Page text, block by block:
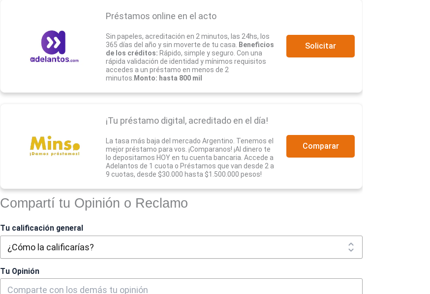
Préstamos online en el acto
Sin papeles, acreditación en 2 minutos, las 24hs, los
365 días del año y sin moverte de tu casa. Beneficios
de los créditos: Rápido, simple y seguro. Con una
rápida validación de identidad y mínimos requisitos
accedes a un préstamo en menos de 2
minutos. Monto: hasta 800 mil
Solicitar
¡Tu préstamo digital, acreditado en el día!
La tasa más baja del mercado Argentino. Tenemos el
mejor préstamo para vos. ¡Comparanos! ¡Al dinero te
lo depositamos HOY en tu cuenta bancaria. Accede a
Adelantos de 1 cuota o Préstamos que van desde 2 a
9 cuotas, desde $30.000 hasta $1.500.000 pesos!
Comparar
Compartí tu Opinión o Reclamo
Tu calificación general
Tu Opinión